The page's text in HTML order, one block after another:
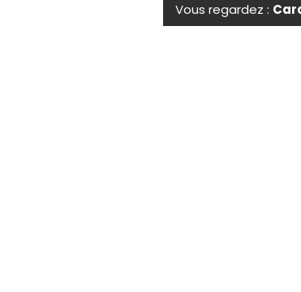
Vous regardez :